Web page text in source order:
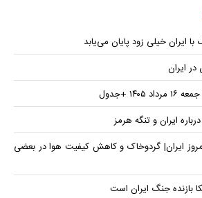
ایران خیلی زود پایان می‌یابد
ایران
+جدول
ایران و تنگه هرمز
ایران| گردوخاک و کاهش کیفیت هوا در بعضی